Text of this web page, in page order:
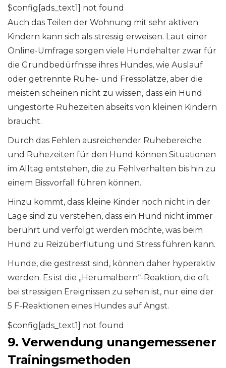
$config[ads_text1] not found
Auch das Teilen der Wohnung mit sehr aktiven
Kindern kann sich als stressig erweisen. Laut einer
Online-Umfrage sorgen viele Hundehalter zwar für
die Grundbedürfnisse ihres Hundes, wie Auslauf
oder getrennte Ruhe- und Fressplätze, aber die
meisten scheinen nicht zu wissen, dass ein Hund
ungestörte Ruhezeiten abseits von kleinen Kindern
braucht.
Durch das Fehlen ausreichender Ruhebereiche
und Ruhezeiten für den Hund können Situationen
im Alltag entstehen, die zu Fehlverhalten bis hin zu
einem Bissvorfall führen können.
Hinzu kommt, dass kleine Kinder noch nicht in der
Lage sind zu verstehen, dass ein Hund nicht immer
berührt und verfolgt werden möchte, was beim
Hund zu Reizüberflutung und Stress führen kann.
Hunde, die gestresst sind, können daher hyperaktiv
werden. Es ist die „Herumalbern“-Reaktion, die oft
bei stressigen Ereignissen zu sehen ist, nur eine der
5 F-Reaktionen eines Hundes auf Angst.
$config[ads_text1] not found
9. Verwendung unangemessener
Trainingsmethoden